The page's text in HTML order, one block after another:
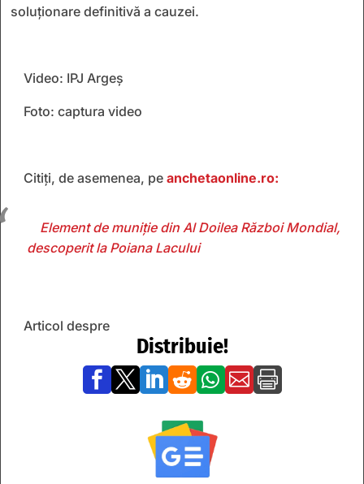
soluționare definitivă a cauzei.
Video: IPJ Argeș
Foto: captura video
Citiți, de asemenea, pe anchetaonline.ro:
Element de muniție din Al Doilea Război Mondial,
descoperit la Poiana Lacului
Articol despre
Distribuie!
      